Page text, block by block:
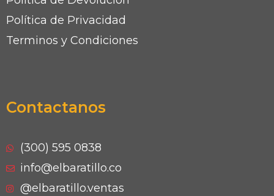
Política de Privacidad
Terminos y Condiciones
Contactanos
(300) 595 0838
info@elbaratillo.co
@elbaratillo.ventas